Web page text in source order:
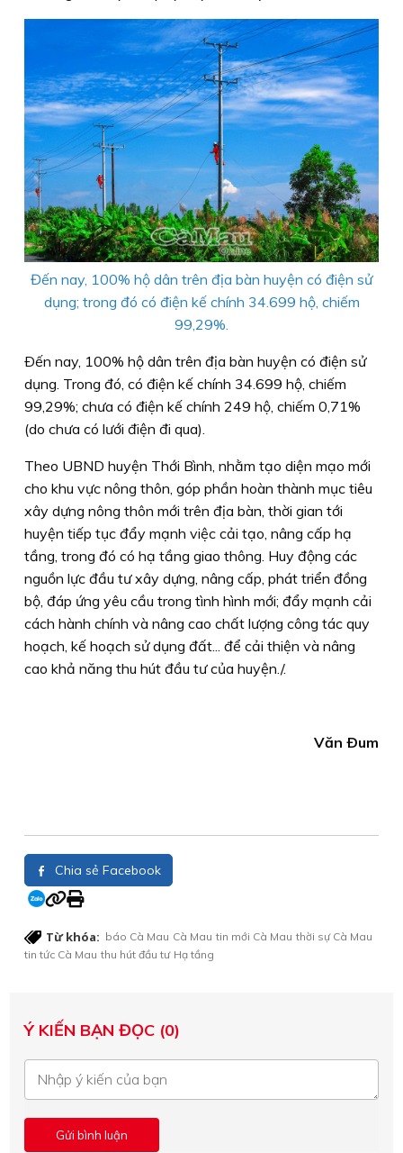
Đến nay, 100% hộ dân trên địa bàn huyện có điện sử
dụng; trong đó có điện kế chính 34.699 hộ, chiếm
99,29%.
Ðến nay, 100% hộ dân trên địa bàn huyện có điện sử
dụng. Trong đó, có điện kế chính 34.699 hộ, chiếm
99,29%; chưa có điện kế chính 249 hộ, chiếm 0,71%
(do chưa có lưới điện đi qua).
Theo UBND huyện Thới Bình, nhằm tạo diện mạo mới
cho khu vực nông thôn, góp phần hoàn thành mục tiêu
xây dựng nông thôn mới trên địa bàn, thời gian tới
huyện tiếp tục đẩy mạnh việc cải tạo, nâng cấp hạ
tầng, trong đó có hạ tầng giao thông. Huy động các
nguồn lực đầu tư xây dựng, nâng cấp, phát triển đồng
bộ, đáp ứng yêu cầu trong tình hình mới; đẩy mạnh cải
cách hành chính và nâng cao chất lượng công tác quy
hoạch, kế hoạch sử dụng đất... để cải thiện và nâng
cao khả năng thu hút đầu tư của huyện./.
Văn Ðum
Chia sẻ Facebook
Từ khóa: báo Cà Mau Cà Mau tin mới Cà Mau thời sự Cà Mau
tin tức Cà Mau thu hút đầu tư Hạ tầng
Ý KIẾN BẠN ĐỌC (0)